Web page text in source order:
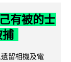
有被的士
捕
留相機及電